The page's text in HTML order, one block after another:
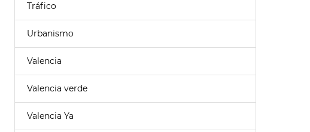
Tráfico
Urbanismo
Valencia
Valencia verde
Valencia Ya